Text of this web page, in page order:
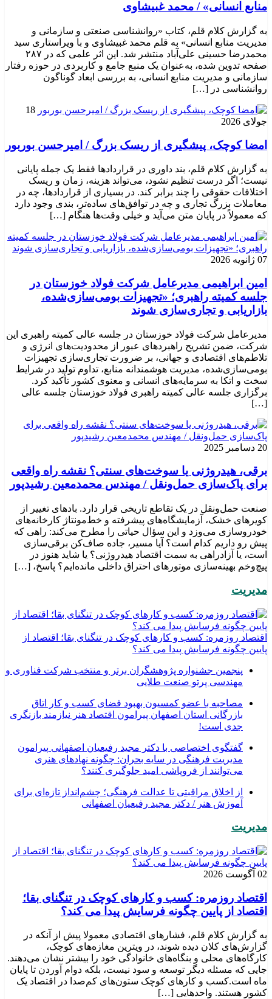
منابع انسانی» / محمد غبیشاوی
به گزارش کلام قلم، کتاب «روانشناسی صنعتی و سازمانی و
مدیریت منابع انسانی» به قلم محمد غبیشاوی و با ویراستاری سید
محمدرضا حسینی علی‌آباد منتشر شد. این اثر علمی که در ۲۸۷
صفحه تدوین شده، به‌عنوان یک منبع جامع و کاربردی در حوزه رفتار
سازمانی و مدیریت منابع انسانی، به بررسی ابعاد گوناگون
روانشناسی در […]
18
جولای 2026
امضا کوچک، پیشگیری از ریسک بزرگ / امیرحسن بوربور
به گزارش کلام قلم، بند داوری در قراردادها فقط یک جمله پایانی
نیست؛ اگر درست تنظیم نشود، می‌تواند هزینه، زمان و ریسک
اختلافات حقوقی را چند برابر کند. در بسیاری از قراردادها، چه در
معاملات بزرگ تجاری و چه در توافق‌های ساده‌تر، بندی وجود دارد
که معمولاً در پایان متن می‌آید و خیلی وقت‌ها هنگام […]
07 ژانویه 2026
امین ابراهیمی مدیرعامل شرکت فولاد خوزستان در
جلسه کمیته راهبری؛ «تجهیزات بومی‌سازی‌شده،
بازاریابی و تجاری‌سازی شوند
مدیرعامل شرکت فولاد خوزستان در جلسه عالی کمیته راهبری این
شرکت، ضمن تشریح راهبردهای عبور از محدودیت‌های انرژی و
تلاطم‌های اقتصادی و جهانی، بر ضرورت تجاری‌سازی تجهیزات
بومی‌سازی‌شده، مدیریت هوشمندانه منابع، تداوم تولید در شرایط
سخت و اتکا به سرمایه‌های انسانی و معنوی کشور تأکید کرد.
برگزاری جلسه عالی کمیته راهبری فولاد خوزستان جلسه عالی
[…]
20 دسامبر 2025
برقی، هیدروژنی یا سوخت‌های سنتی؟ نقشه راه واقعی
برای پاک‌سازی حمل‌ونقل / مهندس محمدمعین رشیدپور
صنعت حمل‌ونقل در یک تقاطع تاریخی قرار دارد. بادهای تغییر از
کویرهای خشک، آزمایشگاه‌های پیشرفته و خط‌مونتاژ کارخانه‌های
خودروسازی می‌وزد و این سؤال حیاتی را مطرح می‌کند: راهی که
پیش رو داریم کدام است؟ آیا مسیر، جاده صاف‌کن برقی‌سازی
است، یا آزادراهی به سمت اقتصاد هیدروژنی؟ یا شاید هنوز در
پیچ‌وخم بهینه‌سازی موتورهای احتراق داخلی مانده‌ایم؟ پاسخ، […]
مدیریت
اقتصاد روزمره: کسب‌ و کارهای کوچک در تنگنای بقا؛ اقتصاد از
پایین چگونه فرسایش پیدا می کند؟
پنجمین جشنواره پژوهشگران برتر و منتخب شرکت فناوری و
مهندسی پرتو صنعت طلایی
مصاحبه با عضو کمسیون بهبود فضای کسب و کار اتاق
بازرگانی استان اصفهان پیرامون اقتصاد هنر نیازمند بازنگری
جدی است!
گفتگوی اختصاصی با دکتر مجید رفیعیان اصفهانی پیرامون
مدیریت فرهنگی در سایه بحران: چگونه نهادهای هنری
می‌توانند از فروپاشی امید جلوگیری کنند؟
از اخلاق مراقبتی تا عدالت فرهنگی؛ چشم‌انداز تازه‌ای برای
آموزش هنر / دکتر مجید رفیعیان اصفهانی
مدیریت
02 آگوست 2026
اقتصاد روزمره: کسب‌ و کارهای کوچک در تنگنای بقا؛
اقتصاد از پایین چگونه فرسایش پیدا می کند؟
به گزارش کلام قلم، فشارهای اقتصادی معمولا پیش از آنکه در
گزارش‌های کلان دیده شوند، در ویترین مغازه‌های کوچک،
کارگاه‌های محلی و بنگاه‌های خانوادگی خود را بیشتر نشان می‌دهند.
جایی که مسئله دیگر توسعه و سود نیست، بلکه دوام آوردن تا پایان
ماه است.کسب‌ و کارهای کوچک ستون‌های کم‌صدا در اقتصاد یک
کشور هستند. واحدهایی […]